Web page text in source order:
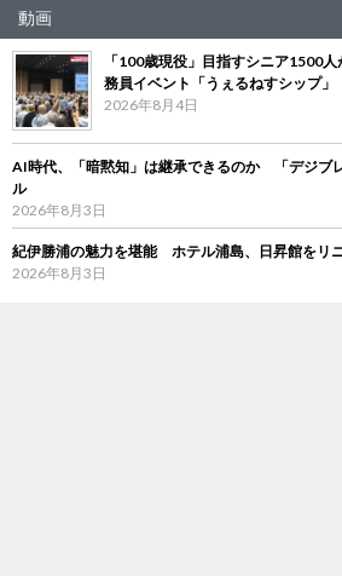
動画
「100歳現役」目指すシニア1500
務員イベント「うぇるねすシップ」
2026年8月4日
AI時代、「暗黙知」は継承できるのか 「デジブ
ル
2026年8月3日
紀伊勝浦の魅力を堪能 ホテル浦島、日昇館をリ
2026年8月3日